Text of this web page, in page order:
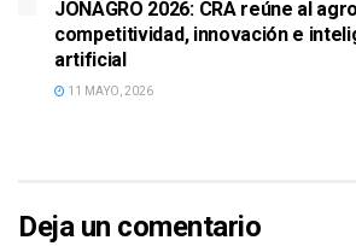
JONAGRO 2026: CRA reúne al
competitividad, innovación e
artificial
11 MAYO, 2026
Deja un comentario